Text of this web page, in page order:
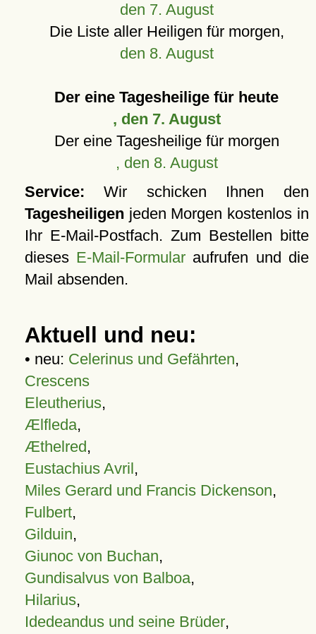
den 7. August
Die Liste aller Heiligen für morgen,
den 8. August
Der eine Tagesheilige für heute
, den 7. August
Der eine Tagesheilige für morgen
, den 8. August
Service: Wir schicken Ihnen den
Tagesheiligen jeden Morgen kostenlos in
Ihr E-Mail-Postfach. Zum Bestellen bitte
dieses E-Mail-Formular aufrufen und die
Mail absenden.
Aktuell und neu:
• neu: Celerinus und Gefährten,
Crescens
Eleutherius,
Ælfleda,
Æthelred,
Eustachius Avril,
Miles Gerard und Francis Dickenson,
Fulbert,
Gilduin,
Giunoc von Buchan,
Gundisalvus von Balboa,
Hilarius,
Idedeandus und seine Brüder,